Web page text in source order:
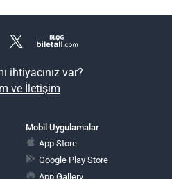
ihtiyacınız var?
ve İletişim
Mobil Uygulamalar
App Store
Google Play Store
App Gallery